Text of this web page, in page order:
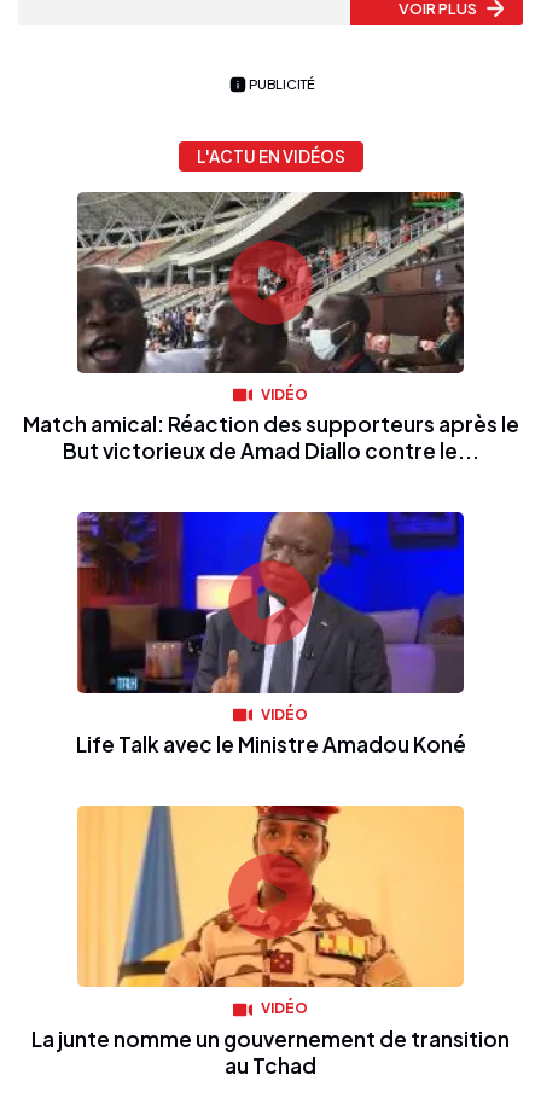
VOIR PLUS
PUBLICITÉ
L'ACTU EN VIDÉOS
VIDÉO
Match amical: Réaction des supporteurs après le
But victorieux de Amad Diallo contre le...
VIDÉO
Life Talk avec le Ministre Amadou Koné
VIDÉO
La junte nomme un gouvernement de transition
au Tchad